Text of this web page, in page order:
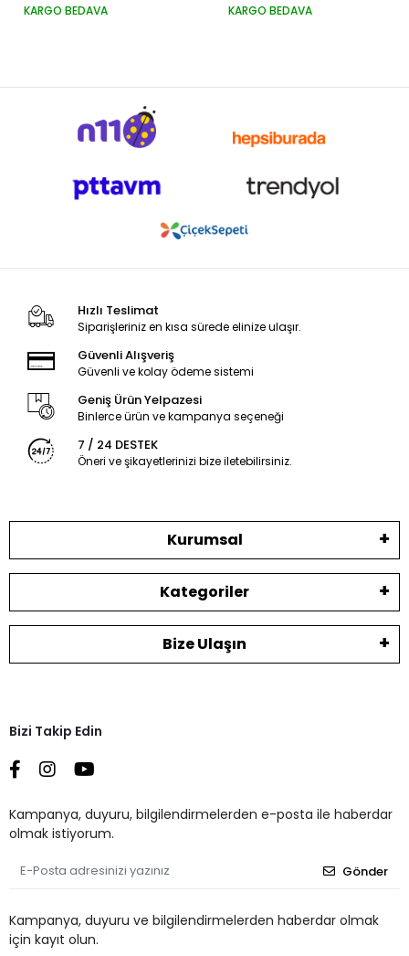
KARGO BEDAVA KARGO BEDAVA
Hızlı Teslimat
Siparişleriniz en kısa sürede elinize ulaşır.
Güvenli Alışveriş
Güvenli ve kolay ödeme sistemi
Geniş Ürün Yelpazesi
Binlerce ürün ve kampanya seçeneği
7 / 24 DESTEK
Öneri ve şikayetlerinizi bize iletebilirsiniz.
Kurumsal
Kategoriler
Bize Ulaşın
Bizi Takip Edin
Kampanya, duyuru, bilgilendirmelerden e-posta ile haberdar
olmak istiyorum.
Gönder
Kampanya, duyuru ve bilgilendirmelerden haberdar olmak
için kayıt olun.